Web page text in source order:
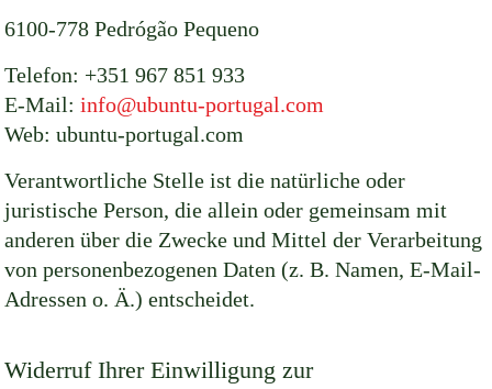
6100-778 Pedrógão Pequeno
Telefon: +351 967 851 933
E-Mail:info@ubuntu-portugal.com
Web: ubuntu-portugal.com
Verantwortliche Stelle ist die natürliche oder
juristische Person, die allein oder gemeinsam mit
anderen über die Zwecke und Mittel der Verarbeitung
von personenbezogenen Daten (z. B. Namen, E-Mail-
Adressen o. Ä.) entscheidet.
Widerruf Ihrer Einwilligung zur